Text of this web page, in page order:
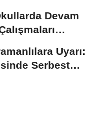
Devam
Uyarı:
Serbest